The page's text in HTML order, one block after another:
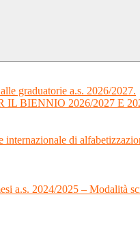
graduatorie a.s. 2026/2027.
BIENNIO 2026/2027 E
internazionale di
a.s. 2024/2025 – Modalità